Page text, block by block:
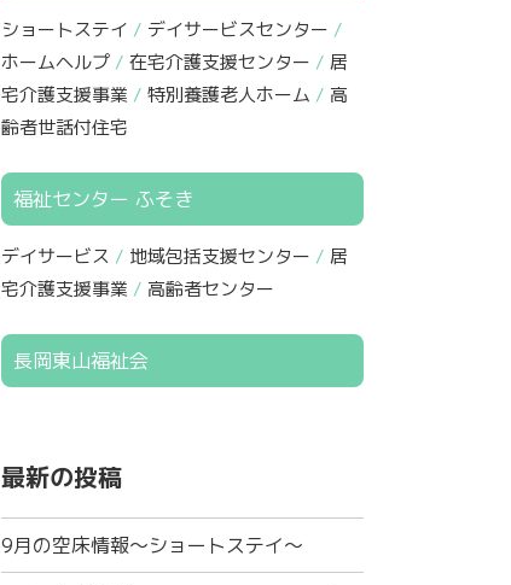
ショートステイ
デイサービスセンター
ホームヘルプ
在宅介護支援センター
居
宅介護支援事業
特別養護老人ホーム
高
齢者世話付住宅
福祉センター ふそき
デイサービス 地域包括支援センター
居
宅介護支援事業
高齢者センター
長岡東山福祉会
最新の投稿
9月の空床情報～ショートステイ～